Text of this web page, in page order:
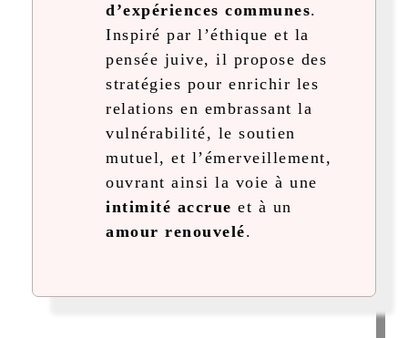
d’expériences communes.
Inspiré par l’éthique et la
pensée juive, il propose des
stratégies pour enrichir les
relations en embrassant la
vulnérabilité, le soutien
mutuel, et l’émerveillement,
ouvrant ainsi la voie à une
intimité accrue et à un
amour renouvelé.